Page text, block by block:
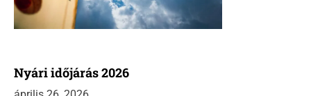
Nyári időjárás 2026